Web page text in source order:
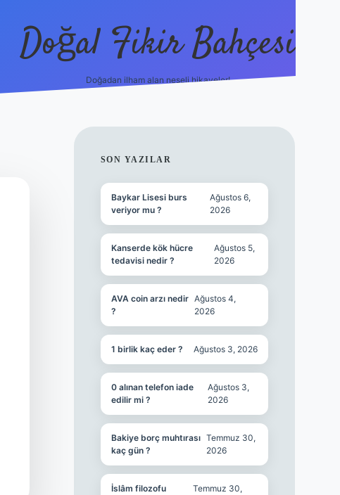
Doğal Fikir Bahçesi
Doğadan ilham alan neşeli hikayeler!
SIDEBAR
SON YAZILAR
Baykar Lisesi burs
veriyor mu ?
Ağustos 6,
2026
Kanserde kök hücre
tedavisi nedir ?
Ağustos 5,
2026
AVA coin arzı nedir
?
Ağustos 4,
2026
1 birlik kaç eder ? Ağustos 3, 2026
0 alınan telefon iade
edilir mi ?
Ağustos 3,
2026
Bakiye borç muhtırası
kaç gün ?
Temmuz 30,
2026
İslâm filozofu
Temmuz 30,
grandoperabet